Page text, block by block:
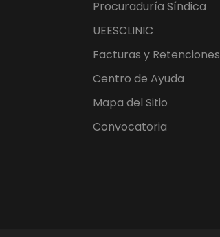
Procuraduría Síndica
UEESCLINIC
Facturas y Retenciones
Centro de Ayuda
Mapa del Sitio
Convocatoria